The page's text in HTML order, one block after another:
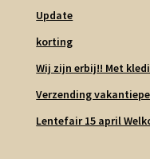
Update
korting
Wij zijn erbij!! Met
Verzending
Lentefair 15 april